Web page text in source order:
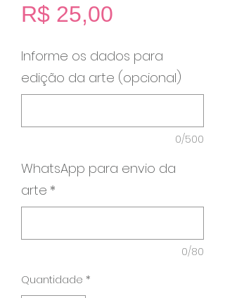
R$ 25,00
Informe os dados para
edição da arte (opcional)
0/500
WhatsApp para envio da
arte *
0/80
Quantidade *